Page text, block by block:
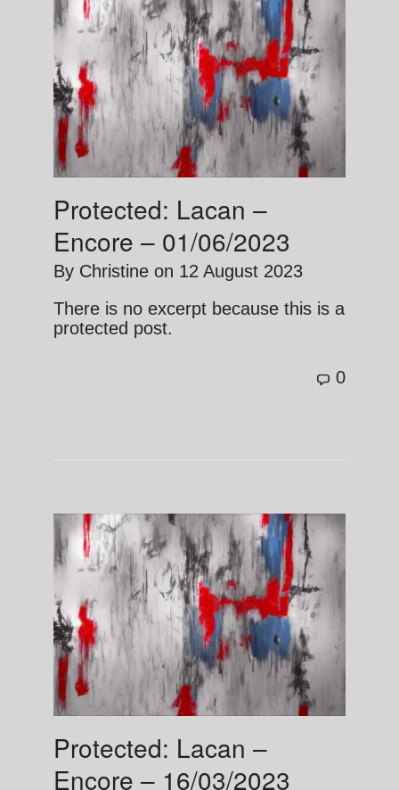
Protected: Lacan –
Encore – 01/06/2023
By Christine on 12 August 2023
There is no excerpt because this is a
protected post.
0
Protected: Lacan –
Encore – 16/03/2023